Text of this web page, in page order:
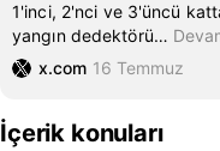
1'inci, 2'nci ve 3'üncü
yangın dedektörü…
x.com 16 Temmuz
İçerik konuları